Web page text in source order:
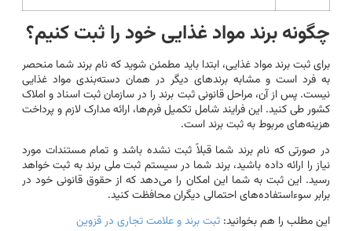
چگونه برند مواد غذایی خود را ثبت کنیم؟
برای ثبت برند مواد غذایی، ابتدا باید مطمئن شوید که نام برند شما منحصر
به فرد است و مشابه برندهای دیگر در همان دسته‌بندی مواد غذایی
نیست. پس از آن، مراحل قانونی ثبت برند را در سازمان ثبت اسناد و املاک
کشور طی کنید. این فرایند شامل تکمیل فرم‌ها، ارائه مدارک لازم و پرداخت
هزینه‌های مربوط به ثبت برند است.
در صورتی که نام برند شما قبلاً ثبت نشده باشد و تمام مستندات مورد
نیاز را ارائه داده باشید، برند شما در سیستم ثبت ملی برند به ثبت خواهد
رسید. این ثبت به شما این امکان را می‌دهد که از حقوق قانونی خود در
برابر سوءاستفاده‌های احتمالی دیگران محافظت کنید.
این مطلب را هم بخوانید: ثبت برند و علامت تجاری در قزوین